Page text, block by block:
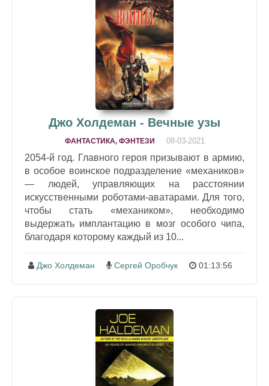
Джо Холдеман - Вечные узы
ФАНТАСТИКА, ФЭНТЕЗИ 08-03-2021
2054-й год. Главного героя призывают в армию,
в особое воинское подразделение «механиков»
— людей, управляющих на расстоянии
искусственными роботами-аватарами. Для того,
чтобы стать «механиком», необходимо
выдержать имплантацию в мозг особого чипа,
благодаря которому каждый из 10...
Джо Холдеман Сергей Оробчук 01:13:56